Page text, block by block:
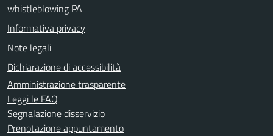
whistleblowing PA
Informativa privacy
Note legali
Dichiarazione di accessibilità
Amministrazione trasparente
Leggi le FAQ
Segnalazione disservizio
Prenotazione appuntamento